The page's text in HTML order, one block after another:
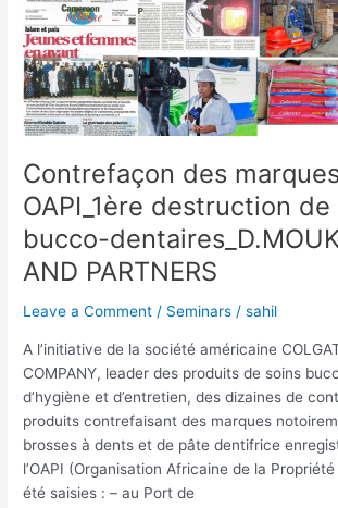
Contrefaçon des
OAPI_1ère destruction
bucco-
AND PARTNERS
Leave a Comment / Seminars /sahil
A l’initiative de la société américaine
COMPANY, leader des produits de soins
d’hygiène et d’entretien, des dizaines de
produits contrefaisant des marques
brosses à dents et de pâte dentifrice
l’OAPI (Organisation Africaine de la
été saisies : – au Port de
des
marques
OAPI_1ère
destruction
de
produits
dentaires_D.MOUKOURI
AND
PARTNERS